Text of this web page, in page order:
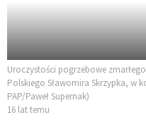
Uroczystości pogrzebowe
Polskiego Sławomira Skrzypka, w
PAP/Paweł Supernak)
16 lat temu